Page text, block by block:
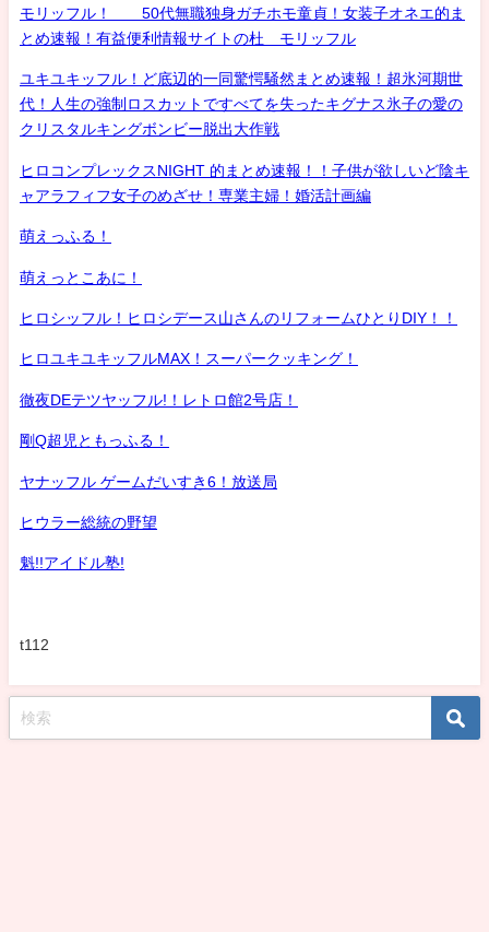
モリッフル！ 50代無職独身ガチホモ童貞！女装子オネエ的ま
とめ速報！有益便利情報サイトの杜 モリッフル
ユキユキッフル！ど底辺的一同驚愕騒然まとめ速報！超氷河期世
代！人生の強制ロスカットですべてを失ったキグナス氷子の愛の
クリスタルキングボンビー脱出大作戦
ヒロコンプレックスNIGHT 的まとめ速報！！子供が欲しいど陰キ
ャアラフィフ女子のめざせ！専業主婦！婚活計画編
萌えっふる！
萌えっとこあに！
ヒロシッフル！ヒロシデース山さんのリフォームひとりDIY！！
ヒロユキユキッフルMAX！スーパークッキング！
徹夜DEテツヤッフル!！レトロ館2号店！
剛Q超児ともっふる！
ヤナッフル ゲームだいすき6！放送局
ヒウラー総統の野望
魁!!アイドル塾!
t112